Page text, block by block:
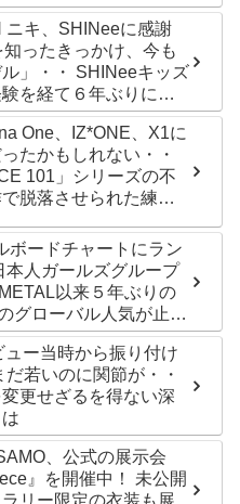
２人の会話に爆笑
ニキ、SHINeeに感謝
知ったきっかけ、今も
」・・ SHINeeキッズ
を経て６年ぶりに東
還した感想は？
One、IZ*ONE、X1に
たかもしれない・・
101」シリーズの不
脱落させられた練習
ボードチャートにラン
本人ガールズグループ
以来５年ぶりの
グローバル人気が止ま
ーチェラ2025」にも
出演
ュー当時から振り付け
だ若いのに関節が・・
更せざるを得ない深
、公式の展示会
』を開催中！ 未公開
リー限定の衣装も展